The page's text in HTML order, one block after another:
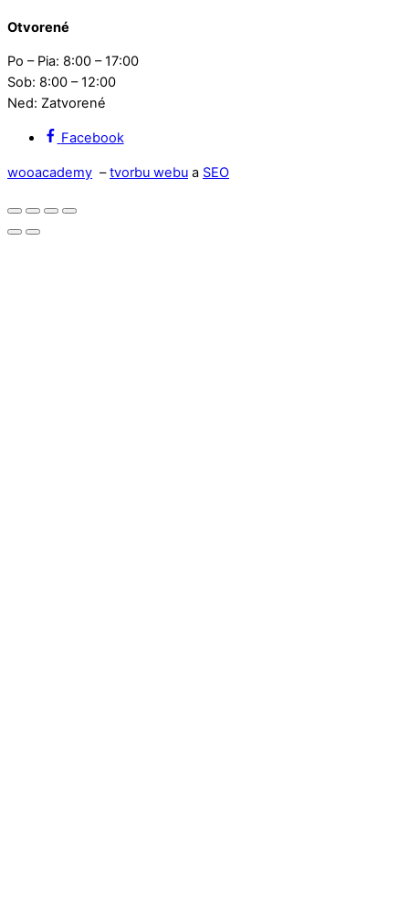
Otvorené
Po – Pia: 8:00 – 17:00
Sob: 8:00 – 12:00
Ned: Zatvorené
Facebook
wooacademy –tvorbu webu a SEO